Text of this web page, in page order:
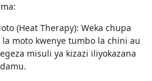
(Heat Therapy): Weka chupa
moto kwenye tumbo la chini au
misuli ya kizazi iliyokazana